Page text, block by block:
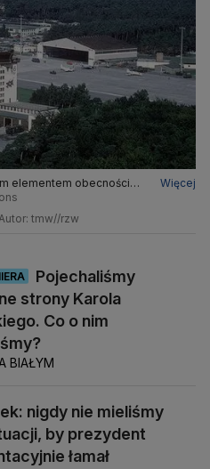
elementem obecności
Więcej
tmw//rzw
Pojechaliśmy
strony Karola
Co o nim
BIAŁYM
nigdy nie mieliśmy
by prezydent
łamał